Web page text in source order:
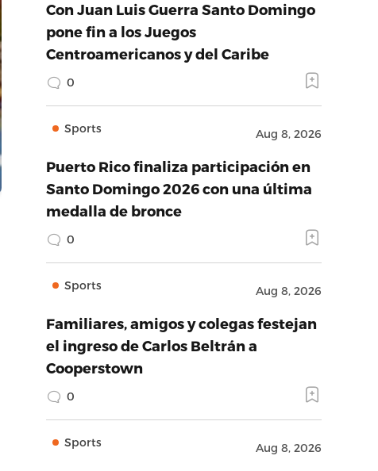
Con Juan Luis Guerra Santo Domingo
pone fin a los Juegos
Centroamericanos y del Caribe
0
Sports Aug 8, 2026
Puerto Rico finaliza participación en
Santo Domingo 2026 con una última
medalla de bronce
0
Sports Aug 8, 2026
Familiares, amigos y colegas festejan
el ingreso de Carlos Beltrán a
Cooperstown
0
Sports Aug 8, 2026